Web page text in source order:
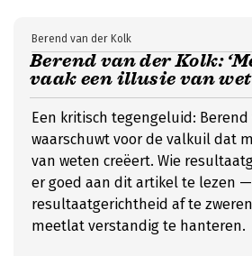
Berend van der Kolk:
vaak een illusie van
Berend van der Kolk
Een kritisch tegengeluid: Berend
waarschuwt voor de valkuil dat
van weten creëert. Wie
er goed aan dit artikel te lezen
resultaatgerichtheid af te
meetlat verstandig te hanteren.